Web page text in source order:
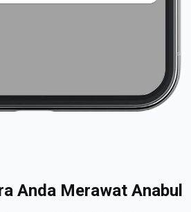
Anda Merawat Anabul